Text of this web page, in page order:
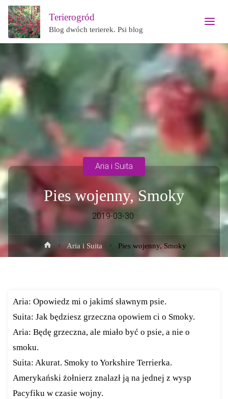
Terierogród
Blog dwóch terierek. Psi blog
Pies wojenny, Smoky
2019-03-30
Aria i Suita
Strona
główna
Aria i Suita Pies wojenny, Smoky
Aria: Opowiedz mi o jakimś sławnym psie.
Suita: Jak będziesz grzeczna opowiem ci o Smoky.
Aria: Będę grzeczna, ale miało być o psie, a nie o
smoku.
Suita: Akurat. Smoky to Yorkshire Terrierka.
Amerykański żołnierz znalazł ją na jednej z wysp
Pacyfiku w czasie wojny.